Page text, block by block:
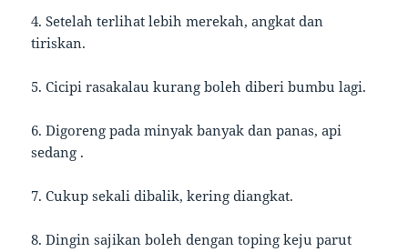
4. Setelah terlihat lebih merekah, angkat dan
tiriskan.
5. Cicipi rasakalau kurang boleh diberi bumbu lagi.
6. Digoreng pada minyak banyak dan panas, api
sedang .
7. Cukup sekali dibalik, kering diangkat.
8. Dingin sajikan boleh dengan toping keju parut